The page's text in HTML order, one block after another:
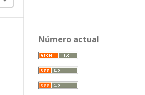
Número actual